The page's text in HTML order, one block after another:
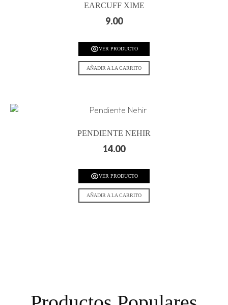
EARCUFF XIME
9.00
VER PRODUCTO
AÑADIR A LA CARRITO
PENDIENTE NEHIR
14.00
VER PRODUCTO
AÑADIR A LA CARRITO